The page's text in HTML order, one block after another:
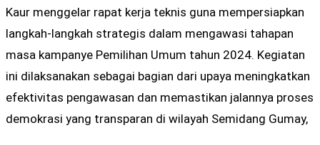
Kaur menggelar rapat kerja teknis guna mempersiapkan
langkah-langkah strategis dalam mengawasi tahapan
masa kampanye Pemilihan Umum tahun 2024. Kegiatan
ini dilaksanakan sebagai bagian dari upaya meningkatkan
efektivitas pengawasan dan memastikan jalannya proses
demokrasi yang transparan di wilayah Semidang Gumay,